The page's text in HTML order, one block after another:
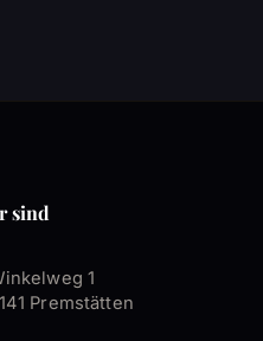
sind
1
Premstätten